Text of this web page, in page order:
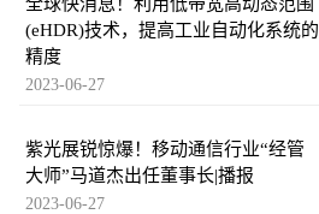
(eHDR)技术，提高工业自动化系统的
精度
2023-06-27
紫光展锐惊爆！移动通信行业“经管
大师”马道杰出任董事长|播报
2023-06-27